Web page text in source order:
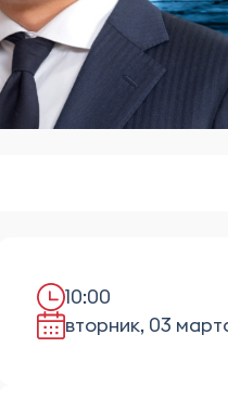
10:00
вторник, 03